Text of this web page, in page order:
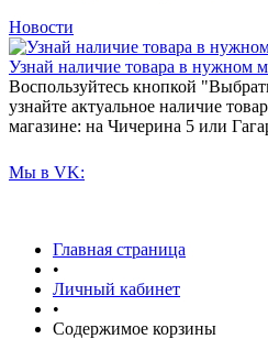
Новости
Узнай наличие товара в нужном
Воспользуйтесь кнопкой
узнайте актуальное наличие
магазине: на Чичерина 5 или
Мы в VK:
Главная страница
•
Личный кабинет
•
Содержимое корзины